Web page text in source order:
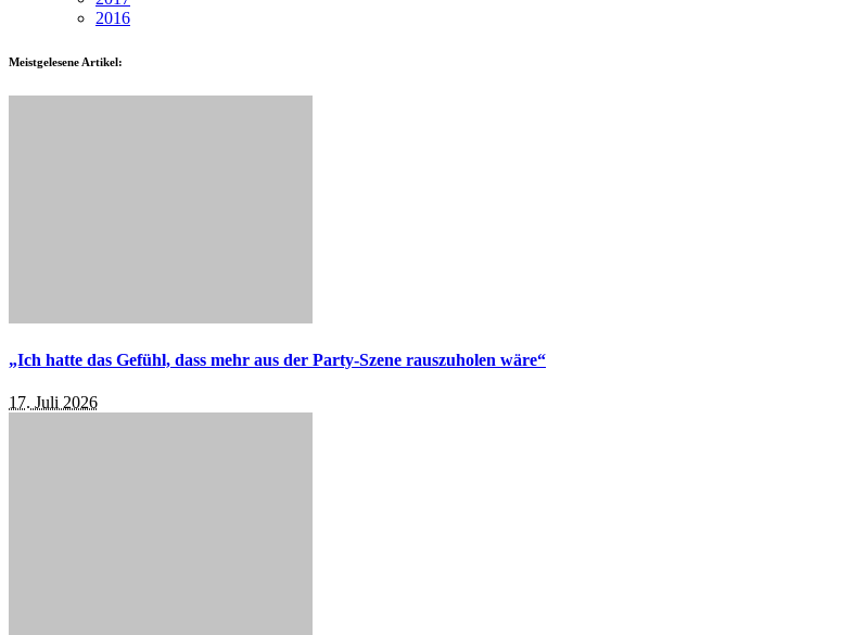
2016
Meistgelesene Artikel:
„Ich hatte das Gefühl, dass mehr aus der Party-Szene rauszuholen wäre“
17. Juli 2026